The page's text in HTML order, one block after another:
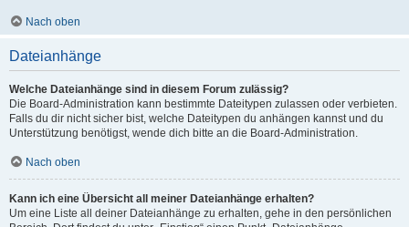
Nach oben
Dateianhänge
Welche Dateianhänge sind in diesem Forum zulässig?
Die Board-Administration kann bestimmte Dateitypen zulassen oder verbieten.
Falls du dir nicht sicher bist, welche Dateitypen du anhängen kannst und du
Unterstützung benötigst, wende dich bitte an die Board-Administration.
Nach oben
Kann ich eine Übersicht all meiner Dateianhänge erhalten?
Um eine Liste all deiner Dateianhänge zu erhalten, gehe in den persönlichen